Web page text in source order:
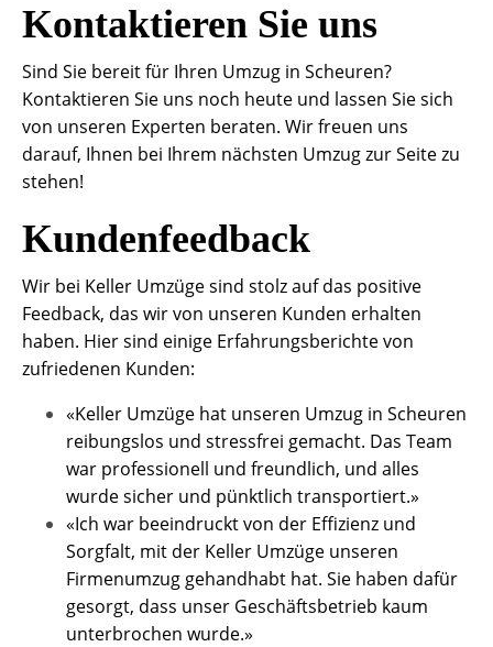
Kontaktieren Sie uns
Sind Sie bereit für Ihren Umzug in Scheuren?
Kontaktieren Sie uns noch heute und lassen Sie sich
von unseren Experten beraten. Wir freuen uns
darauf, Ihnen bei Ihrem nächsten Umzug zur Seite zu
stehen!
Kundenfeedback
Wir bei Keller Umzüge sind stolz auf das positive
Feedback, das wir von unseren Kunden erhalten
haben. Hier sind einige Erfahrungsberichte von
zufriedenen Kunden:
«Keller Umzüge hat unseren Umzug in Scheuren
reibungslos und stressfrei gemacht. Das Team
war professionell und freundlich, und alles
wurde sicher und pünktlich transportiert.»
«Ich war beeindruckt von der Effizienz und
Sorgfalt, mit der Keller Umzüge unseren
Firmenumzug gehandhabt hat. Sie haben dafür
gesorgt, dass unser Geschäftsbetrieb kaum
unterbrochen wurde.»